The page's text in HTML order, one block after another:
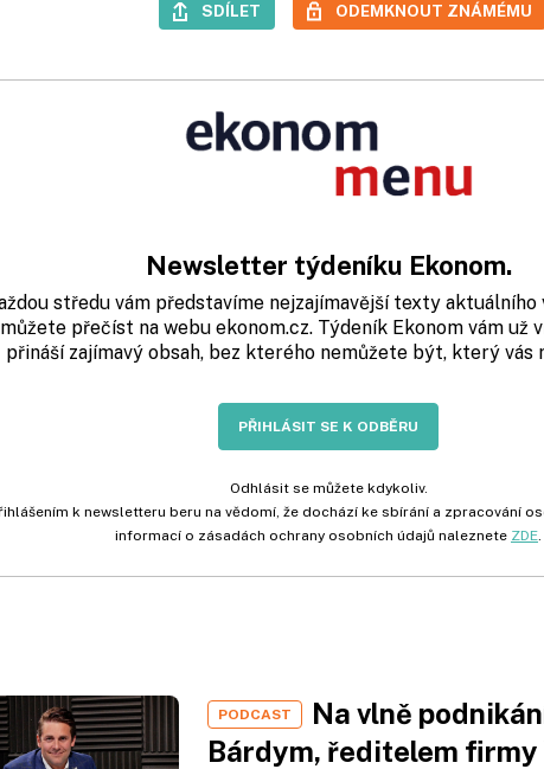
SDÍLET ODEMKNOUT ZNÁMÉMU
Newsletter týdeníku Ekonom.
středu vám představíme nejzajímavější texty aktuálního
můžete přečíst na webu ekonom.cz. Týdeník Ekonom vám už
přináší zajímavý obsah, bez kterého nemůžete být, který vás
PŘIHLÁSIT SE K ODBĚRU
Odhlásit se můžete kdykoliv.
k newsletteru beru na vědomí, že dochází ke sbírání a zpracování
informací o zásadách ochrany osobních údajů naleznete ZDE.
PODCAST
Na vlně
Bárdym, ředitelem firmy